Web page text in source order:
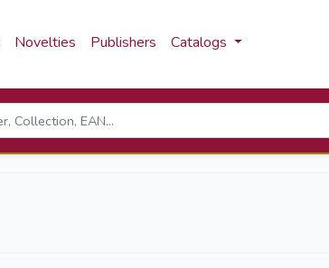
Novelties Publishers Catalogs